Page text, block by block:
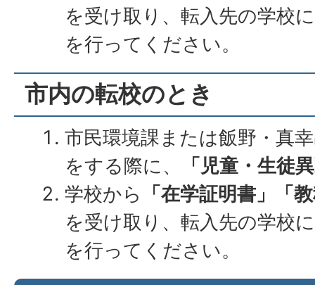
を受け取り、転入先の学校
を行ってください。
市内の転校のとき
市民環境課または飯野・真
をする際に、
「児童・生徒
学校から
「在学証明書」「
を受け取り、転入先の学校
を行ってください。